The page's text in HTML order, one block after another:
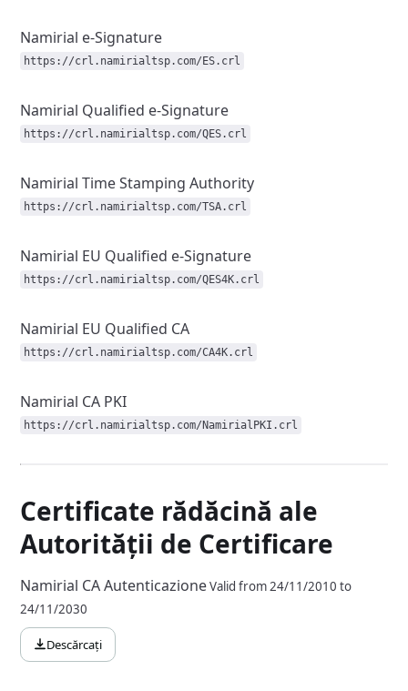
Namirial e-Signature
https://crl.namirialtsp.com/ES.crl
Namirial Qualified e-Signature
https://crl.namirialtsp.com/QES.crl
Namirial Time Stamping Authority
https://crl.namirialtsp.com/TSA.crl
Namirial EU Qualified e-Signature
https://crl.namirialtsp.com/QES4K.crl
Namirial EU Qualified CA
https://crl.namirialtsp.com/CA4K.crl
Namirial CA PKI
https://crl.namirialtsp.com/NamirialPKI.crl
Certificate rădăcină ale
Autorității de Certificare
Namirial CA AutenticazioneValid from 24/11/2010 to
24/11/2030
Descărcați